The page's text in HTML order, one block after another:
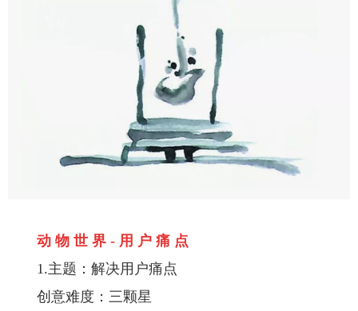
动 物 世 界 - 用 户 痛 点
1.主题：解决用户痛点
创意难度：三颗星